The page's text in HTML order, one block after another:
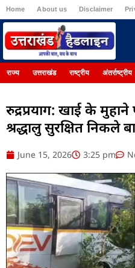
Home About us Disclaimer
राज्य उत्तराखंड राष्ट्रीय अंतर्राष्ट्रीय
रुद्रप्रयाग: खाई के
श्रद्धालु सुरक्षित निकले
June 15, 2026 3:25 pm